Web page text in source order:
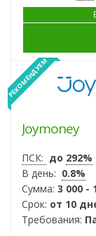
РЕКОМЕНДУЕМ
Joymoney
ПСК: до 292%
В день: 0.8%
Сумма: 3 000 -
Срок: от 10
Требования: